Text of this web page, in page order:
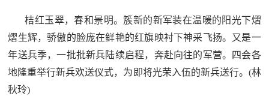
桔红玉翠，春和景明。簇新的新军装在温暖的阳光下熠
熠生辉，骄傲的脸庞在鲜艳的红旗映衬下神采飞扬。又是一
年送兵季，一批批新兵陆续启程，奔赴向往的军营。
四会各
地隆重举行新兵欢送仪式，为即将光荣入伍的新兵送行。(林
秋玲)